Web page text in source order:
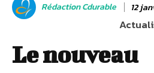
Rédaction Cdurable 12
Le nouveau